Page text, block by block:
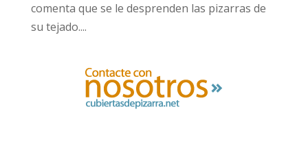
comenta que se le desprenden las pizarras de
su tejado....